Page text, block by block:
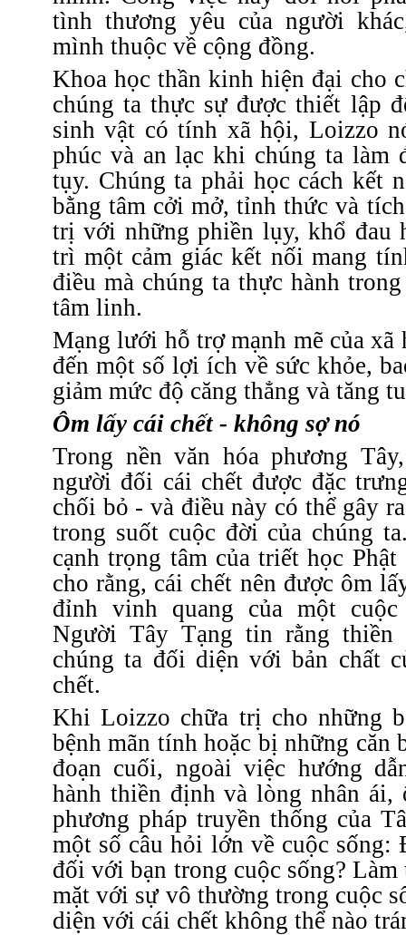
tình thương yêu của người
mình thuộc về cộng đồng.
Khoa học thần kinh hiện đại cho
chúng ta thực sự được thiết lập
sinh vật có tính xã hội, Loizzo
phúc và an lạc khi chúng ta làm
tụy. Chúng ta phải học cách kết
bằng tâm cởi mở, tỉnh thức và
trị với những phiền lụy, khổ đau
trì một cảm giác kết nối mang
điều mà chúng ta thực hành
tâm linh.
Mạng lưới hỗ trợ mạnh mẽ của xã
đến một số lợi ích về sức khỏe,
giảm mức độ căng thẳng và tăng
Ôm lấy cái chết - không sợ nó
Trong nền văn hóa phương
người đối cái chết được đặc
chối bỏ - và điều này có thể gây
trong suốt cuộc đời của chúng
cạnh trọng tâm của triết học
cho rằng, cái chết nên được ôm
đỉnh vinh quang của một
Người Tây Tạng tin rằng
chúng ta đối diện với bản chất
chết.
Khi Loizzo chữa trị cho những
bệnh mãn tính hoặc bị những căn
đoạn cuối, ngoài việc hướng
hành thiền định và lòng nhân ái,
phương pháp truyền thống của
một số câu hỏi lớn về cuộc
đối với bạn trong cuộc sống? Làm
mặt với sự vô thường trong cuộc
diện với cái chết không thể nào